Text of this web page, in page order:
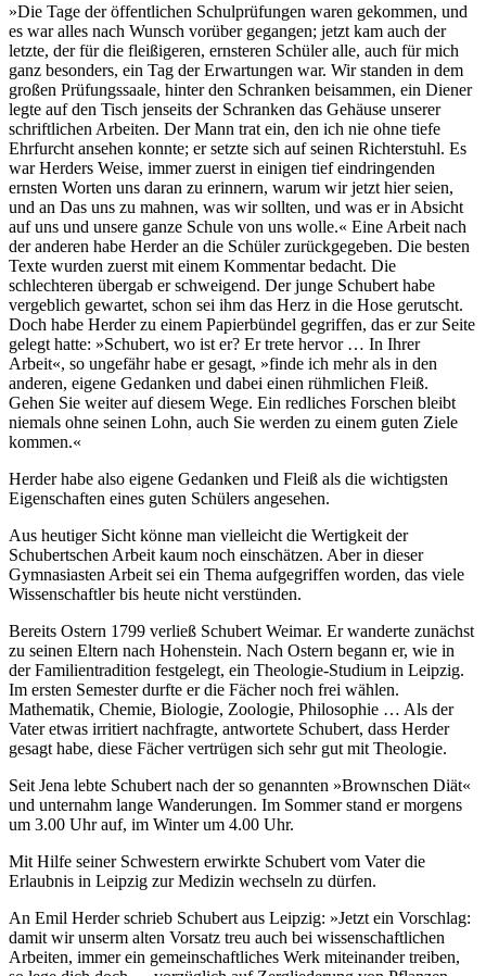
»Die Tage der öffentlichen Schulprüfungen waren gekommen, und
es war alles nach Wunsch vorüber gegangen; jetzt kam auch der
letzte, der für die fleißigeren, ernsteren Schüler alle, auch für mich
ganz besonders, ein Tag der Erwartungen war. Wir standen in dem
großen Prüfungssaale, hinter den Schranken beisammen, ein Diener
legte auf den Tisch jenseits der Schranken das Gehäuse unserer
schriftlichen Arbeiten. Der Mann trat ein, den ich nie ohne tiefe
Ehrfurcht ansehen konnte; er setzte sich auf seinen Richterstuhl. Es
war Herders Weise, immer zuerst in einigen tief eindringenden
ernsten Worten uns daran zu erinnern, warum wir jetzt hier seien,
und an Das uns zu mahnen, was wir sollten, und was er in Absicht
auf uns und unsere ganze Schule von uns wolle.« Eine Arbeit nach
der anderen habe Herder an die Schüler zurückgegeben. Die besten
Texte wurden zuerst mit einem Kommentar bedacht. Die
schlechteren übergab er schweigend. Der junge Schubert habe
vergeblich gewartet, schon sei ihm das Herz in die Hose gerutscht.
Doch habe Herder zu einem Papierbündel gegriffen, das er zur Seite
gelegt hatte: »Schubert, wo ist er? Er trete hervor … In Ihrer
Arbeit«, so ungefähr habe er gesagt, »finde ich mehr als in den
anderen, eigene Gedanken und dabei einen rühmlichen Fleiß.
Gehen Sie weiter auf diesem Wege. Ein redliches Forschen bleibt
niemals ohne seinen Lohn, auch Sie werden zu einem guten Ziele
kommen.«
Herder habe also eigene Gedanken und Fleiß als die wichtigsten
Eigenschaften eines guten Schülers angesehen.
Aus heutiger Sicht könne man vielleicht die Wertigkeit der
Schubertschen Arbeit kaum noch einschätzen. Aber in dieser
Gymnasiasten Arbeit sei ein Thema aufgegriffen worden, das viele
Wissenschaftler bis heute nicht verstünden.
Bereits Ostern 1799 verließ Schubert Weimar. Er wanderte zunächst
zu seinen Eltern nach Hohenstein. Nach Ostern begann er, wie in
der Familientradition festgelegt, ein Theologie-Studium in Leipzig.
Im ersten Semester durfte er die Fächer noch frei wählen.
Mathematik, Chemie, Biologie, Zoologie, Philosophie … Als der
Vater etwas irritiert nachfragte, antwortete Schubert, dass Herder
gesagt habe, diese Fächer vertrügen sich sehr gut mit Theologie.
Seit Jena lebte Schubert nach der so genannten »Brownschen Diät«
und unternahm lange Wanderungen. Im Sommer stand er morgens
um 3.00 Uhr auf, im Winter um 4.00 Uhr.
Mit Hilfe seiner Schwestern erwirkte Schubert vom Vater die
Erlaubnis in Leipzig zur Medizin wechseln zu dürfen.
An Emil Herder schrieb Schubert aus Leipzig: »Jetzt ein Vorschlag:
damit wir unserm alten Vorsatz treu auch bei wissenschaftlichen
Arbeiten, immer ein gemeinschaftliches Werk miteinander treiben,